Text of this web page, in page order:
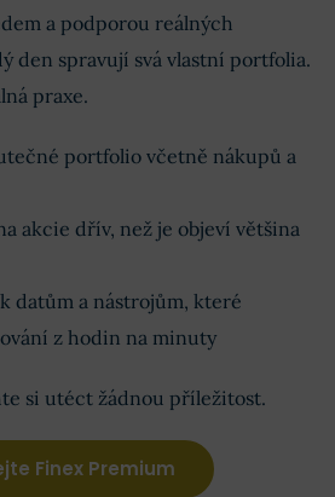
a podporou reálných
den spravují svá vlastní portfolia.
praxe.
portfolio včetně nákupů a
akcie dřív, než je objeví většina
datům a nástrojům, které
z hodin na minuty
si utéct žádnou příležitost.
Finex Premium